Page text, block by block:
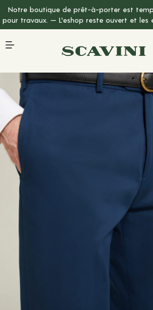
Notre boutique de prêt-à-porter est
pour travaux. — L'eshop reste ouvert et les
Menu Principal
LE LIN
T-SHIRTS & POLOS
ACCESSOIRES
RENDEZ-VOUS